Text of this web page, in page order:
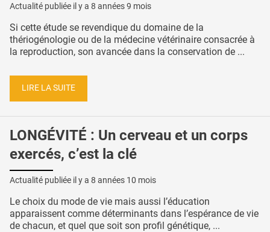
Actualité publiée il y a 8 années 9 mois
Si cette étude se revendique du domaine de la
thériogénologie ou de la médecine vétérinaire consacrée à
la reproduction, son avancée dans la conservation de ...
LIRE LA SUITE
LONGÉVITÉ : Un cerveau et un corps
exercés, c’est la clé
Actualité publiée il y a 8 années 10 mois
Le choix du mode de vie mais aussi l’éducation
apparaissent comme déterminants dans l’espérance de vie
de chacun, et quel que soit son profil génétique, ...